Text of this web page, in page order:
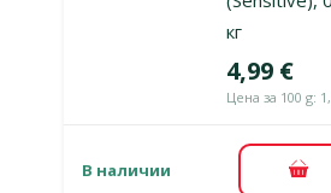
кг
Цена
4,99 €
Цена за 100 g:
В наличии В